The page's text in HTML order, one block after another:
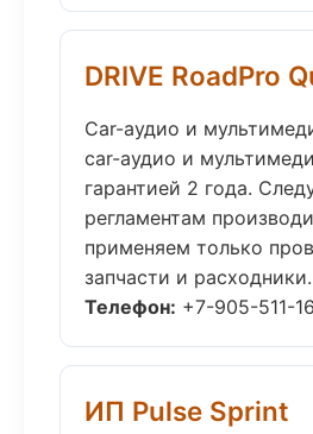
DRIVE RoadPro
Car-аудио и
car-аудио и
гарантией 2 года.
регламентам
применяем только
запчасти и
Телефон: +7-905-511-
ИП Pulse Sprint